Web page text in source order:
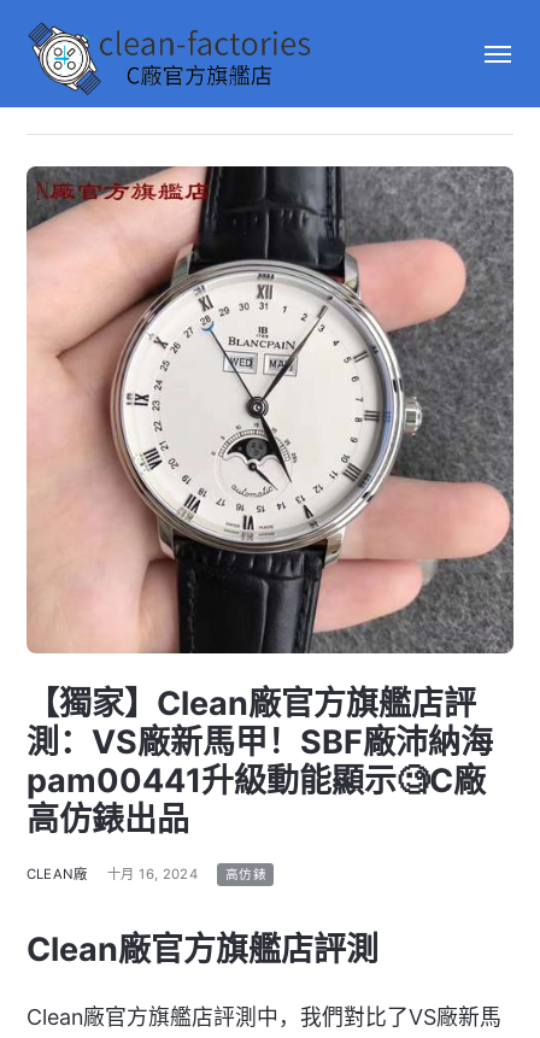
【獨家】Clean廠官方旗艦店評
測：VS廠新馬甲！SBF廠沛納海
pam00441升級動能顯示🧐C廠
高仿錶出品
CLEAN廠 十月 16, 2024 高仿錶
Clean廠官方旗艦店評測
Clean廠官方旗艦店評測中，我們對比了VS廠新馬